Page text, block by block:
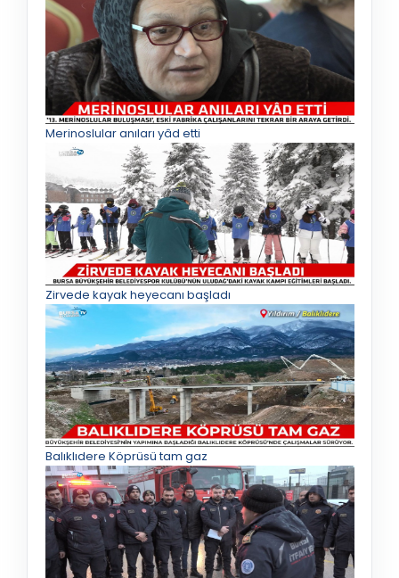
Merinoslular anıları yâd etti
Zirvede kayak heyecanı başladı
Balıklıdere Köprüsü tam gaz